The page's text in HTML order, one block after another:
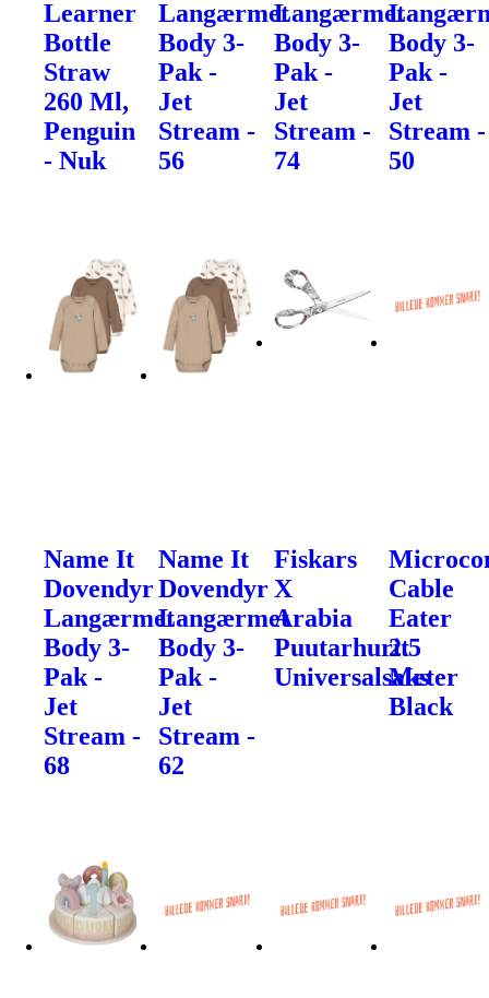
Learner
Bottle
Straw
260 Ml,
Penguin
- Nuk
Langærmet
Body 3-
Pak -
Jet
Stream -
56
Langærmet
Body 3-
Pak -
Jet
Stream -
74
Body 3-
Pak -
Jet
Stream -
50
Name It
Dovendyr
Langærmet
Body 3-
Pak -
Jet
Stream -
68
Name It
Dovendyr
Langærmet
Body 3-
Pak -
Jet
Stream -
62
Fiskars
X
Arabia
Puutarhurit
Universalsaks
Cable
Eater
2.5
Meter
Black